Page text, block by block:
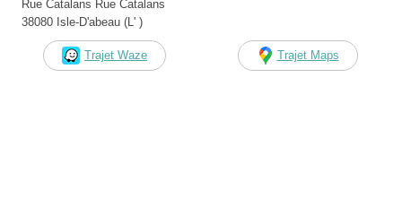
Rue Catalans Rue Catalans
38080 Isle-D'abeau (L' )
Trajet Waze Trajet Maps